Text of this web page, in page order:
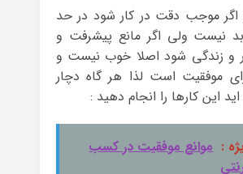
اگر موجب دقت در کار شود در حد
نیست ولی اگر مانع پیشرفت و
و زندگی شود اصلا خوب نیست و
موفقیت است لذا هر گاه دچار
این کارها را انجام دهید :
: موانع موفقیت در کسب